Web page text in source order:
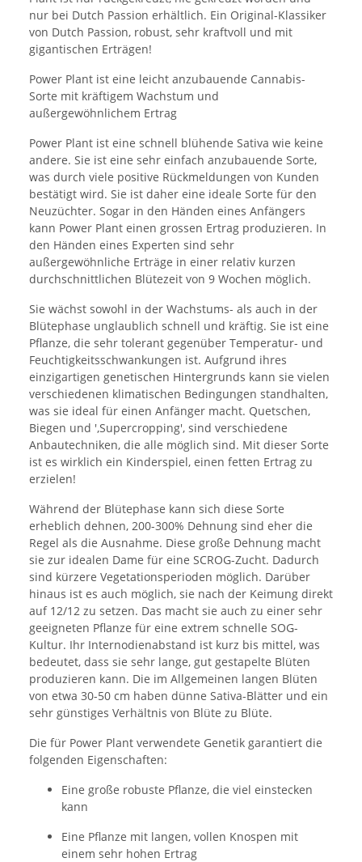
nur bei Dutch Passion erhältlich. Ein Original-Klassiker
von Dutch Passion, robust, sehr kraftvoll und mit
gigantischen Erträgen!
Power Plant ist eine leicht anzubauende Cannabis-
Sorte mit kräftigem Wachstum und
außergewöhnlichem Ertrag
Power Plant ist eine schnell blühende Sativa wie keine
andere. Sie ist eine sehr einfach anzubauende Sorte,
was durch viele positive Rückmeldungen von Kunden
bestätigt wird. Sie ist daher eine ideale Sorte für den
Neuzüchter. Sogar in den Händen eines Anfängers
kann Power Plant einen grossen Ertrag produzieren. In
den Händen eines Experten sind sehr
außergewöhnliche Erträge in einer relativ kurzen
durchschnittlichen Blütezeit von 9 Wochen möglich.
Sie wächst sowohl in der Wachstums- als auch in der
Blütephase unglaublich schnell und kräftig. Sie ist eine
Pflanze, die sehr tolerant gegenüber Temperatur- und
Feuchtigkeitsschwankungen ist. Aufgrund ihres
einzigartigen genetischen Hintergrunds kann sie vielen
verschiedenen klimatischen Bedingungen standhalten,
was sie ideal für einen Anfänger macht. Quetschen,
Biegen und ',Supercropping', sind verschiedene
Anbautechniken, die alle möglich sind. Mit dieser Sorte
ist es wirklich ein Kinderspiel, einen fetten Ertrag zu
erzielen!
Während der Blütephase kann sich diese Sorte
erheblich dehnen, 200-300% Dehnung sind eher die
Regel als die Ausnahme. Diese große Dehnung macht
sie zur idealen Dame für eine SCROG-Zucht. Dadurch
sind kürzere Vegetationsperioden möglich. Darüber
hinaus ist es auch möglich, sie nach der Keimung direkt
auf 12/12 zu setzen. Das macht sie auch zu einer sehr
geeigneten Pflanze für eine extrem schnelle SOG-
Kultur. Ihr Internodienabstand ist kurz bis mittel, was
bedeutet, dass sie sehr lange, gut gestapelte Blüten
produzieren kann. Die im Allgemeinen langen Blüten
von etwa 30-50 cm haben dünne Sativa-Blätter und ein
sehr günstiges Verhältnis von Blüte zu Blüte.
Die für Power Plant verwendete Genetik garantiert die
folgenden Eigenschaften:
Eine große robuste Pflanze, die viel einstecken
kann
Eine Pflanze mit langen, vollen Knospen mit
einem sehr hohen Ertrag